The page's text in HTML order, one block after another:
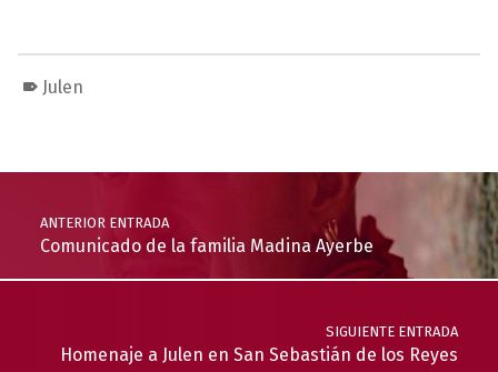
Julen
Navegación de entradas
ANTERIOR ENTRADA
Comunicado de la familia Madina Ayerbe
SIGUIENTE ENTRADA
Homenaje a Julen en San Sebastián de los Reyes